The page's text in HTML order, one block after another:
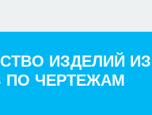
ИЗДЕЛИЙ
ПО ЧЕРТЕЖАМ